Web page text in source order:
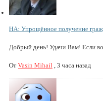
НА: Упрощённое получение
Добрый день! Удачи Вам! Если
От Vasin Mihail 3 часа назад